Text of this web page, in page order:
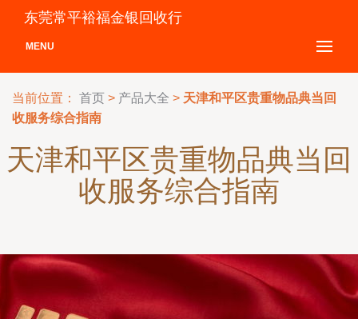
东莞常平裕福金银回收行
MENU
当前位置： 首页 > 产品大全 > 天津和平区贵重物品典当回
收服务综合指南
天津和平区贵重物品典当回
收服务综合指南